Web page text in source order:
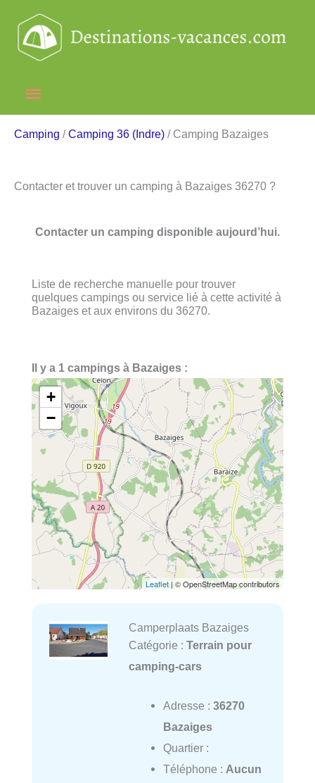
contenu
Menu
principal
Camping /Camping 36 (Indre) / Camping Bazaiges
Contacter et trouver un camping à Bazaiges 36270 ?
Contacter un camping disponible aujourd’hui.
Liste de recherche manuelle pour trouver
quelques campings ou service lié à cette activité à
Bazaiges et aux environs du 36270.
Il y a 1 campings à Bazaiges :
+
−
Leaflet | © OpenStreetMap contributors
Camperplaats Bazaiges
Catégorie : Terrain pour
camping-cars
Adresse : 36270
Bazaiges
Quartier :
Téléphone : Aucun